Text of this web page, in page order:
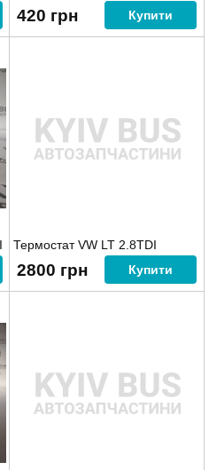
420 грн Купити
Термостат VW LT 2.8TDI
2800 грн Купити